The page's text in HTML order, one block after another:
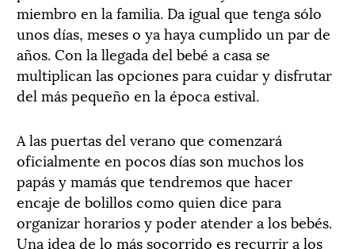
miembro en la familia. Da igual que tenga sólo
unos días, meses o ya haya cumplido un par de
años. Con la llegada del bebé a casa se
multiplican las opciones para cuidar y disfrutar
del más pequeño en la época estival.
A las puertas del verano que comenzará
oficialmente en pocos días son muchos los
papás y mamás que tendremos que hacer
encaje de bolillos como quien dice para
organizar horarios y poder atender a los bebés.
Una idea de lo más socorrido es recurrir a los